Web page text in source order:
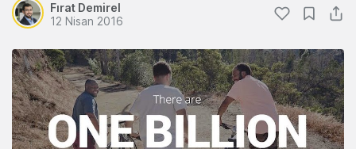
Fırat Demirel
12 Nisan 2016